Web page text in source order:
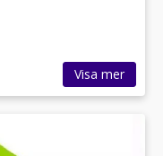
Visa mer